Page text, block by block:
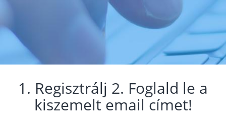
1. Regisztrálj 2. Foglald le a
kiszemelt email címet!